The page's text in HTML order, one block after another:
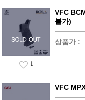
VFC
불가)
상품가 :
1
VFC